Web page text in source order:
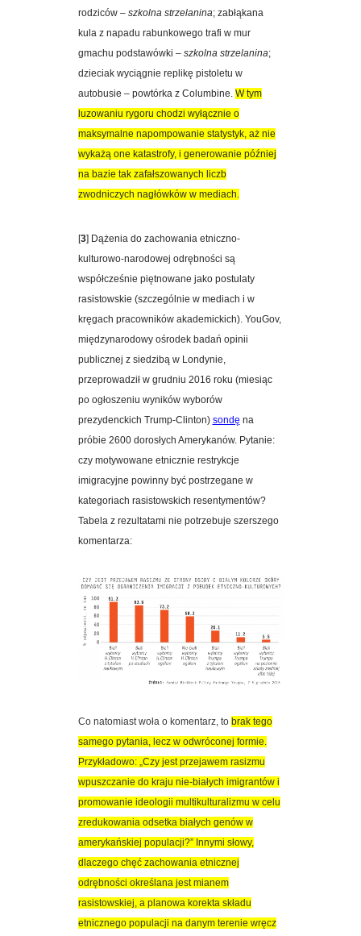
rodziców – szkolna strzelanina; zabłąkana
kula z napadu rabunkowego trafi w mur
gmachu podstawówki – szkolna strzelanina;
dzieciak wyciągnie replikę pistoletu w
autobusie – powtórka z Columbine. W tym
luzowaniu rygoru chodzi wyłącznie o
maksymalne napompowanie statystyk, aż nie
wykażą one katastrofy, i generowanie później
na bazie tak zafałszowanych liczb
zwodniczych nagłówków w mediach.
[3] Dążenia do zachowania etniczno-
kulturowo-narodowej odrębności są
współcześnie piętnowane jako postulaty
rasistowskie (szczególnie w mediach i w
kręgach pracowników akademickich). YouGov,
międzynarodowy ośrodek badań opinii
publicznej z siedzibą w Londynie,
przeprowadził w grudniu 2016 roku (miesiąc
po ogłoszeniu wyników wyborów
prezydenckich Trump-Clinton) sondę na
próbie 2600 dorosłych Amerykanów. Pytanie:
czy motywowane etnicznie restrykcje
imigracyjne powinny być postrzegane w
kategoriach rasistowskich resentymentów?
Tabela z rezultatami nie potrzebuje szerszego
komentarza:
Co natomiast woła o komentarz, to brak tego
samego pytania, lecz w odwróconej formie.
Przykładowo: „Czy jest przejawem rasizmu
wpuszczanie do kraju nie-białych imigrantów i
promowanie ideologii multikulturalizmu w celu
zredukowania odsetka białych genów w
amerykańskiej populacji?” Innymi słowy,
dlaczego chęć zachowania etnicznej
odrębności określana jest mianem
rasistowskiej, a planowa korekta składu
etnicznego populacji na danym terenie wręcz